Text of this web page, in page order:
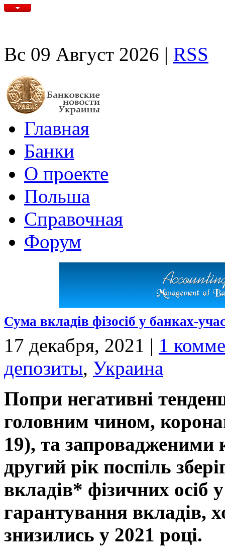
Вс 09 Август 2026 | RSS
Главная
Банки
О проекте
Польша
Справочная
Форум
Сума вкладів фізосіб у банках-
17 декабря, 2021 | 1
депозиты, Украина
Попри негативні
головним чином,
19), та
другий рік поспіль
вкладів* фізичних
гарантування вкладів,
знизились у 2021 році.